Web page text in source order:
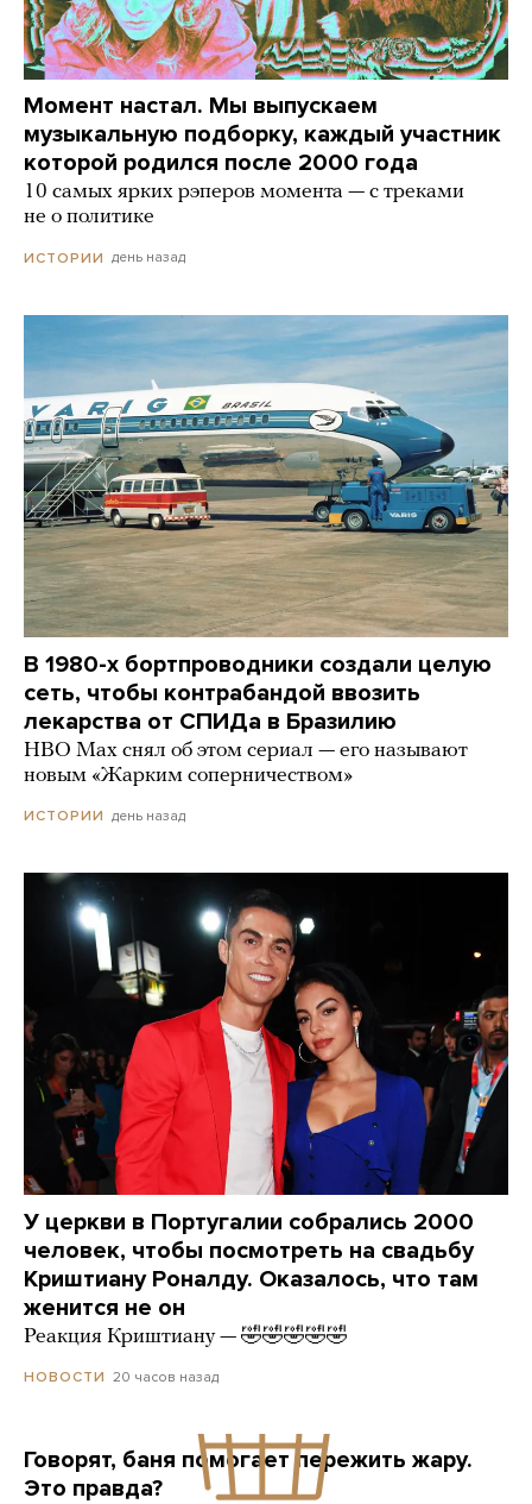
Момент настал. Мы выпускаем
музыкальную подборку, каждый участник
которой родился после 2000 года
10 самых ярких рэперов момента — с треками
не о политике
ИСТОРИИ день назад
В 1980-х бортпроводники создали целую
сеть, чтобы контрабандой ввозить
лекарства от СПИДа в Бразилию
HBO Max снял об этом сериал — его называют
новым «Жарким соперничеством»
ИСТОРИИ день назад
У церкви в Португалии собрались 2000
человек, чтобы посмотреть на свадьбу
Криштиану Роналду. Оказалось, что там
женится не он
Реакция Криштиану — 🤣🤣🤣🤣🤣
НОВОСТИ 20 часов назад
Говорят, баня помогает пережить жару.
Это правда?